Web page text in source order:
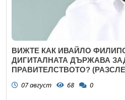
ВИЖТЕ КАК ИВАЙЛО
ДИГИТАЛНАТА ДЪРЖАВА
ПРАВИТЕЛСТВОТО?
07 август 68 0